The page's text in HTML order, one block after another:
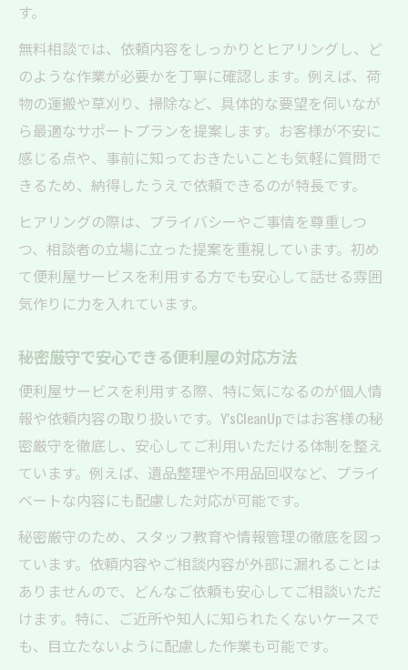
す。
無料相談では、依頼内容をしっかりとヒアリングし、ど
のような作業が必要かを丁寧に確認します。例えば、荷
物の運搬や草刈り、掃除など、具体的な要望を伺いなが
ら最適なサポートプランを提案します。お客様が不安に
感じる点や、事前に知っておきたいことも気軽に質問で
きるため、納得したうえで依頼できるのが特長です。
ヒアリングの際は、プライバシーやご事情を尊重しつ
つ、相談者の立場に立った提案を重視しています。初め
て便利屋サービスを利用する方でも安心して話せる雰囲
気作りに力を入れています。
秘密厳守で安心できる便利屋の対応方法
便利屋サービスを利用する際、特に気になるのが個人情
報や依頼内容の取り扱いです。Y'sCleanUpではお客様の秘
密厳守を徹底し、安心してご利用いただける体制を整え
ています。例えば、遺品整理や不用品回収など、プライ
ベートな内容にも配慮した対応が可能です。
秘密厳守のため、スタッフ教育や情報管理の徹底を図っ
ています。依頼内容やご相談内容が外部に漏れることは
ありませんので、どんなご依頼も安心してご相談いただ
けます。特に、ご近所や知人に知られたくないケースで
も、目立たないように配慮した作業も可能です。